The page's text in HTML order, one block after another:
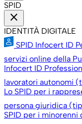
SPID
close
IDENTITÀ DIGITALE
SPID Infocert ID
servizi online della
Infocert ID
lavoratori autonomi
Lo SPID per i
persona giuridica
SPID per i minorenni